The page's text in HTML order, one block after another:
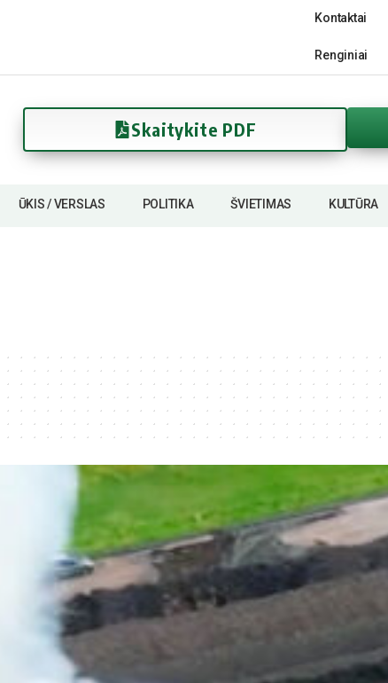
Kontaktai
Renginiai
Skaitykite PDF
ŪKIS / VERSLAS POLITIKA ŠVIETIMAS KULTŪRA